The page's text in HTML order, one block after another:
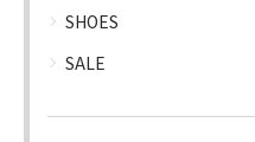
SHOES
SALE